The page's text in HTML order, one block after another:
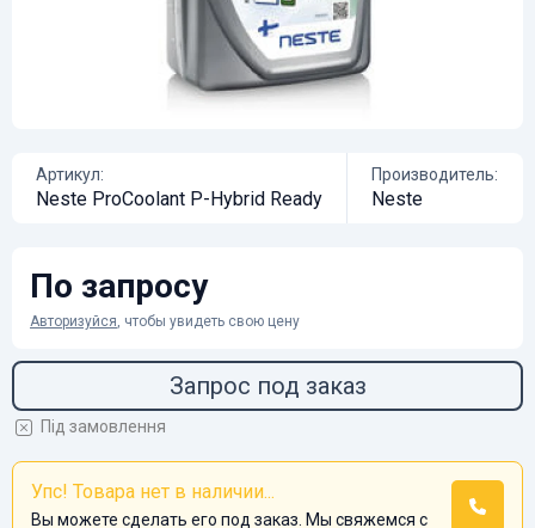
Артикул:
Neste ProCoolant P-Hybrid Ready
Производитель:
Neste
По запросу
Авторизуйся, чтобы увидеть свою цену
Запрос под заказ
Під замовлення
Упс! Товара нет в наличии...
Вы можете сделать его под заказ. Мы свяжемся с